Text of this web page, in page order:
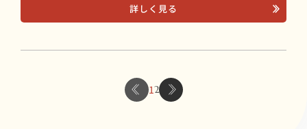
詳しく見る
12